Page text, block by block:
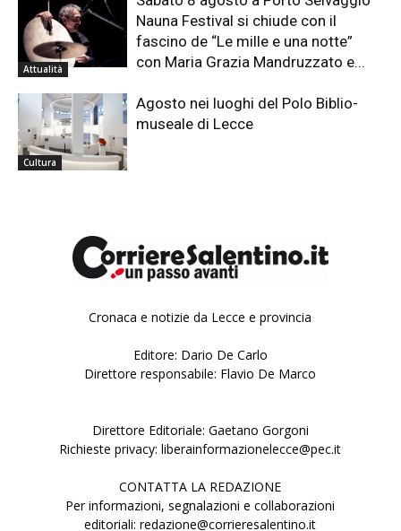
Attualità
Nauna Festival si chiude con il
fascino de “Le mille e una notte”
con Maria Grazia Mandruzzato e...
Cultura
Agosto nei luoghi del Polo Biblio-
museale di Lecce
Cronaca e notizie da Lecce e provincia
Editore: Dario De Carlo
Direttore responsabile: Flavio De Marco
Direttore Editoriale: Gaetano Gorgoni
Richieste privacy: liberainformazionelecce@pec.it
CONTATTA LA REDAZIONE
Per informazioni, segnalazioni e collaborazioni
editoriali: redazione@corrieresalentino.it